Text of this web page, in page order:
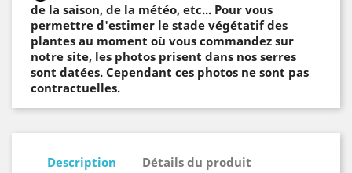
de la saison, de la météo, etc... Pour vous
permettre d'estimer le stade végétatif des
plantes au moment où vous commandez sur
notre site, les photos prisent dans nos serres
sont datées. Cependant ces photos ne sont pas
contractuelles.
Description Détails du produit